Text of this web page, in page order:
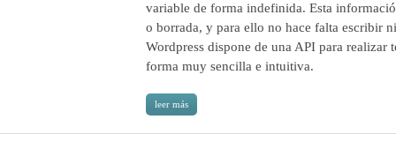
variable de forma indefinida. Esta
o borrada, y para ello no hace falta escribir
Wordpress dispone de una API para realizar
forma muy sencilla e intuitiva.
leer más